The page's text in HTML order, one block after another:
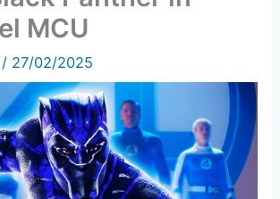
MCU
/ 27/02/2025